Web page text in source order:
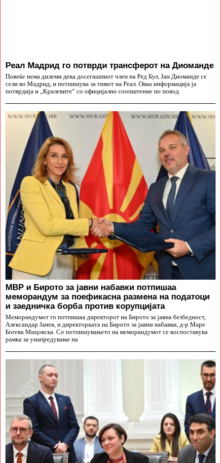
Реал Мадрид го потврди трансферот на Диоманде
Повеќе нема дилеми дека досегашниот член на Ред Бул, Јан Диоманде се
сели во Мадрид, и потпишува за тимот на Реал. Оваа информација ја
потврдија и „Кралевите“ со официјално соопштение по повод
МВР и Бирото за јавни набавки потпишаа
меморандум за поефикасна размена на податоци
и заедничка борба против корупцијата
Меморандумот го потпишаа директорот на Бирото за јавна безбедност,
Александар Јанев, и директорката на Бирото за јавни набавки, д-р Маре
Богева Мицовска. Со потпишувањето на меморандумот се воспоставува
рамка за унапредување на